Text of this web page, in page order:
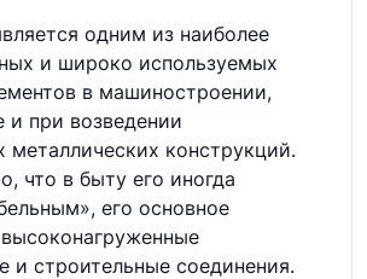
одним из наиболее
и широко используемых
в машиностроении,
и при возведении
металлических конструкций.
что в быту его иногда
его основное
и строительные соединения.